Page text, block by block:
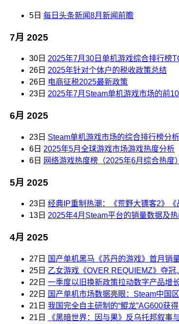
5日 每日头条新闻8月新闻前瞻
7月 2025
30日 2025年7月30日单机游戏综合排行榜
26日 2025年针对个体户的税收政策总结
26日 电商征税2025最新政策
23日 2025年7月Steam单机游戏市场的前
6月 2025
23日 Steam单机游戏市场的综合排行榜分
6日 2025年5月全球游戏市场游戏热度分析
6日
网络游戏热度榜（2025年6月综合热度）
5月 2025
23日 经典IP重制热潮：《荒野大镖客2》
13日 2025年4月Steam平台的销量数据及
4月 2025
27日
国产单机黑马《苏丹的游戏》首月销
25日 乙女游戏《OVER REQUIEMZ》夺
22日 一季度以旧换新政策拉动数字产品增
22日
国产单机市场数据亮眼：Steam中国
21日 我国完全自主研制的“鲲龙”AG600获
21日
《黑暗世界：因与果》反乌托邦叙事